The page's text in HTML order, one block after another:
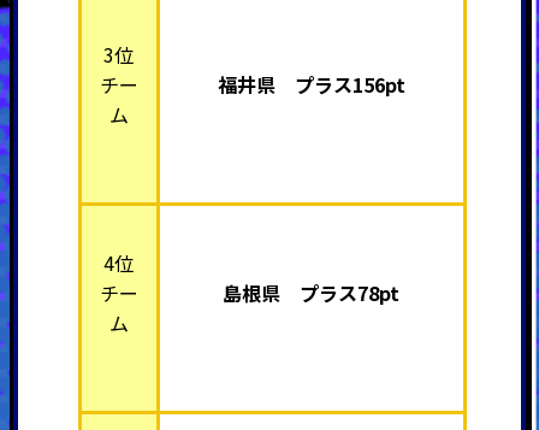
3位
チー
ム
福井県 プラス156pt
4位
チー
ム
島根県 プラス78pt